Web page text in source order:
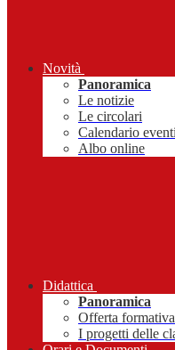
Novità
Panoramica
Le notizie
Le circolari
Calendario eventi
Albo online
Didattica
Panoramica
Offerta formativa
I progetti delle